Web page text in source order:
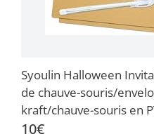
Syoulin Halloween
de chauve-souris/
kraft/chauve-souris en
Venez inviter vos amis à
10€